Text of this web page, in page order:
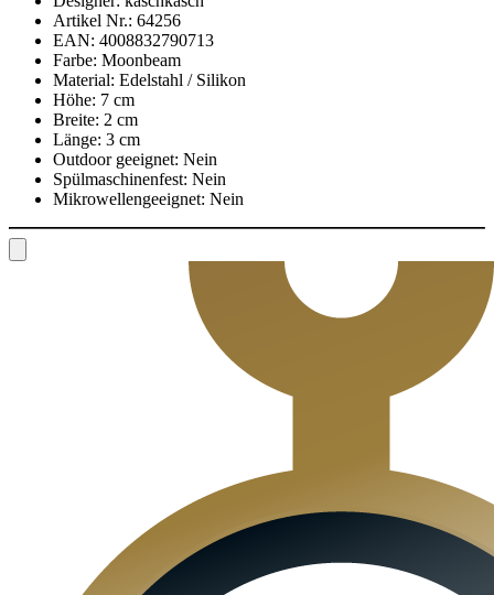
Artikel Nr.: 64256
EAN: 4008832790713
Farbe: Moonbeam
Material: Edelstahl / Silikon
Höhe: 7 cm
Breite: 2 cm
Länge: 3 cm
Outdoor geeignet: Nein
Spülmaschinenfest: Nein
Mikrowellengeeignet: Nein